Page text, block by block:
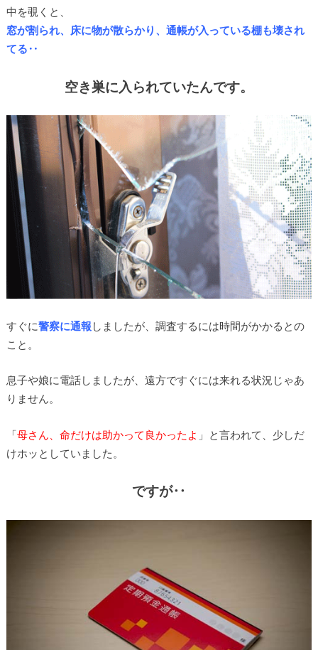
中を覗くと、
窓が割られ、床に物が散らかり、通帳が入っている棚も壊され
てる‥
空き巣に入られていたんです。
すぐに警察に通報 しましたが、調査するには時間がかかるとの
こと。
息子や娘に電話しましたが、遠方ですぐには来れる状況じゃあ
りません。
「母さん、命だけは助かって良かったよ 」と言われて、少しだ
けホッとしていました。
ですが‥